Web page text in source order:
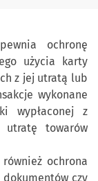
ochronę
użycia karty
z jej utratą lub
wykonane
wypłaconej z
utratę towarów
ochrona
czy